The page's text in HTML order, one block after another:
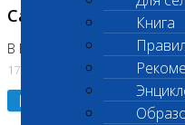
Книга
Санитарный день
В Бутово
17.07.2026
Подробнее